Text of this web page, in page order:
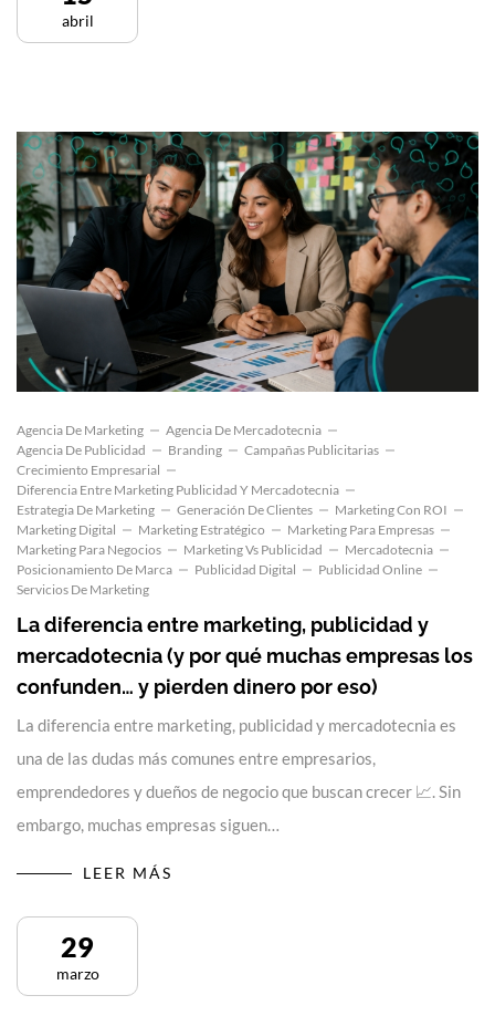
abril
Agencia De Marketing
Agencia De Mercadotecnia
Agencia De Publicidad
Branding
Campañas Publicitarias
Crecimiento Empresarial
Diferencia Entre Marketing Publicidad Y Mercadotecnia
Estrategia De Marketing
Generación De Clientes
Marketing Con ROI
Marketing Digital
Marketing Estratégico
Marketing Para Empresas
Marketing Para Negocios
Marketing Vs Publicidad
Mercadotecnia
Posicionamiento De Marca
Publicidad Digital
Publicidad Online
Servicios De Marketing
La diferencia entre marketing, publicidad y
mercadotecnia (y por qué muchas empresas los
confunden… y pierden dinero por eso)
La diferencia entre marketing, publicidad y mercadotecnia es
una de las dudas más comunes entre empresarios,
emprendedores y dueños de negocio que buscan crecer 📈. Sin
embargo, muchas empresas siguen…
LEER MÁS
29
marzo